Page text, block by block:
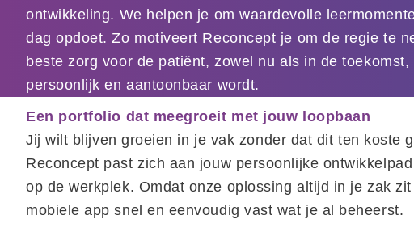
ontwikkeling. We helpen je om waardevolle
dag opdoet. Zo motiveert Reconcept je om de regie te
beste zorg voor de patiënt, zowel nu als in de
persoonlijk en aantoonbaar wordt.
Een portfolio dat meegroeit met jouw loopbaan
Jij wilt blijven groeien in je vak zonder dat dit ten koste
Reconcept past zich aan jouw persoonlijke
op de werkplek. Omdat onze oplossing altijd in je zak
mobiele app snel en eenvoudig vast wat je al beheerst.